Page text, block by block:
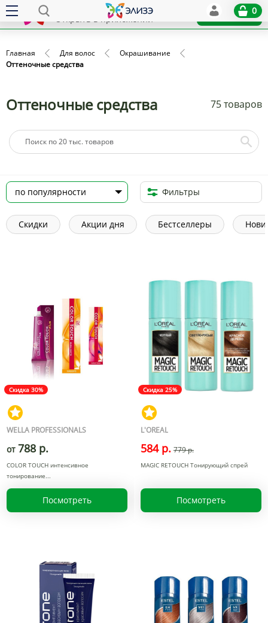
x
Открыть в приложении
Установить
0
Главная Для волос
Окрашивание
Оттеночные средства
Оттеночные средства 75 товаров
Фильтры
Скидки Акции дня Бестселлеры
Скидка 30%
WELLA PROFESSIONALS
от 788 р.
COLOR TOUCH интенсивное
тонирование
Посмотреть
Скидка 25%
L'OREAL
584 р. 779 р.
MAGIC RETOUCH Тонирующий спрей
Посмотреть